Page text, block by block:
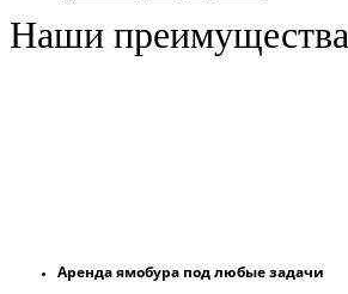
Наши преимущества
Аренда ямобура под любые задачи